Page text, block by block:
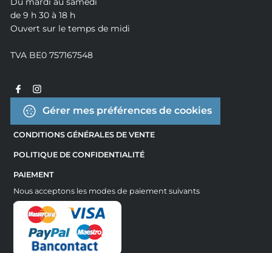
de 9 h 30 à 18 h
Ouvert sur le temps de midi
TVA BE0 757167548
Gérer mes préférences de cookies
CONDITIONS GÉNÉRALES DE VENTE
POLITIQUE DE CONFIDENTIALITÉ
PAIEMENT
Nous acceptons les modes de paiement suivants